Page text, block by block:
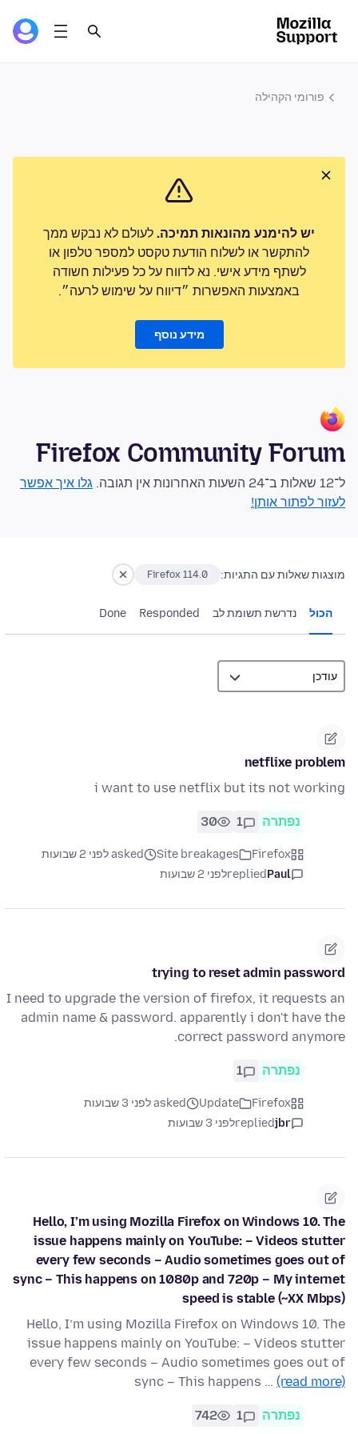
פורומי הקהילה
יש להימנע מהונאות תמיכה. לעולם לא נבקש ממך
להתקשר או לשלוח הודעת טקסט למספר טלפון או
לשתף מידע אישי. נא לדווח על כל פעילות חשודה
באמצעות האפשרות ״דיווח על שימוש לרעה״.
מידע נוסף
Firefox Community Forum
ל־12 שאלות ב־24 השעות האחרונות אין תגובה.
גלו איך אפשר
לעזור לפתור אותן!
מוצגות שאלות עם התגיות: Firefox 114.0
הכול נדרשת תשומת לב Responded
Done
netflixe problem
i want to use netflix but its not working
נפתרה 1
30
Firefox
Site breakages
asked לפני 2 שבועות
Paul
repliedלפני 2 שבועות
trying to reset admin password
I need to upgrade the version of firefox, it requests an
admin name & password. apparently i don't have the
correct password anymore.
נפתרה 1
Firefox
Update
asked לפני 3 שבועות
jbr
repliedלפני 3 שבועות
Hello, I’m using Mozilla Firefox on Windows 10. The
issue happens mainly on YouTube: – Videos stutter
every few seconds – Audio sometimes goes out of
sync – This happens on 1080p and 720p – My internet
speed is stable (~XX Mbps)
Hello, I’m using Mozilla Firefox on Windows 10. The
issue happens mainly on YouTube: – Videos stutter
every few seconds – Audio sometimes goes out of
sync – This happens … (read more)
נפתרה 1
742